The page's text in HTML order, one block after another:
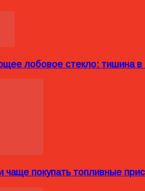
лобовое стекло: тишина в
чаще покупать топливные